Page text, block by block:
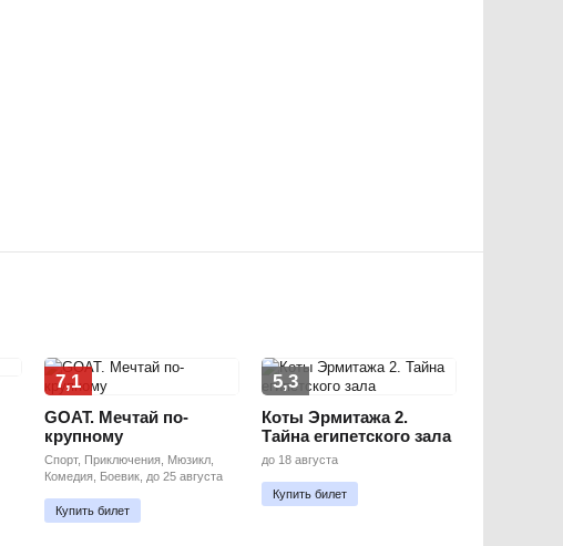
7,1
GOAT. Мечтай по-
крупному
Спорт, Приключения, Мюзикл,
Комедия, Боевик, до 25 августа
Купить билет
5,3
Коты Эрмитажа 2.
Тайна египетского зала
до 18 августа
Купить билет